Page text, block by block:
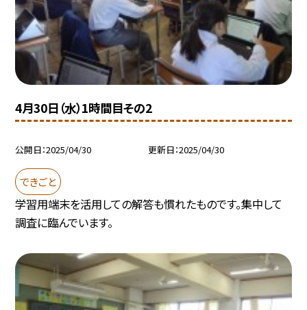
4月30日（水）1時間目その2
公開日 2025/04/30 更新日 2025/04/30
できごと
学習用端末を活用しての解答も慣れたものです。集中して
調査に臨んでいます。